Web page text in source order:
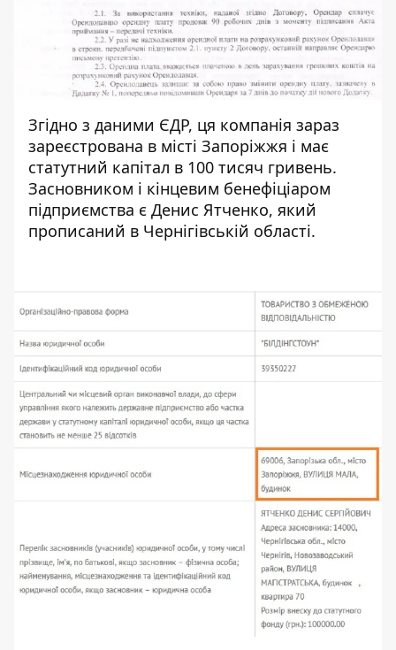
Згідно з даними ЄДР, ця компанія зараз
зареєстрована в місті Запоріжжя і має
статутний капітал в 100 тисяч гривень.
Засновником і кінцевим бенефіціаром
підприємства є Денис Ятченко, який
прописаний в Чернігівській області.